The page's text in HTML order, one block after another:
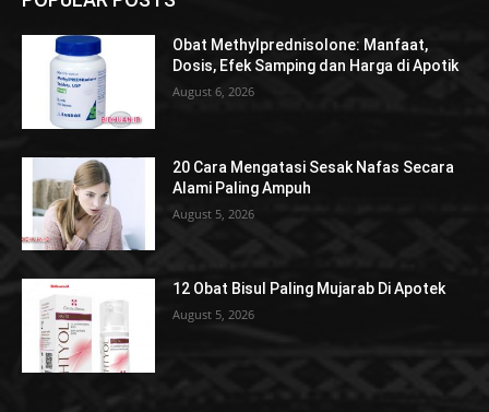
Obat Methylprednisolone: Manfaat,
Dosis, Efek Samping dan Harga di Apotik
August 6, 2026
20 Cara Mengatasi Sesak Nafas Secara
Alami Paling Ampuh
August 5, 2026
12 Obat Bisul Paling Mujarab Di Apotek
August 5, 2026